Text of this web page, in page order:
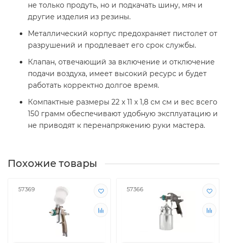
не только продуть, но и подкачать шину, мяч и
другие изделия из резины.
Металлический корпус предохраняет пистолет от
разрушений и продлевает его срок службы.
Клапан, отвечающий за включение и отключение
подачи воздуха, имеет высокий ресурс и будет
работать корректно долгое время.
Компактные размеры 22 х 11 х 1,8 см см и вес всего
150 грамм обеспечивают удобную эксплуатацию и
не приводят к перенапряжению руки мастера.
Похожие товары
57369 57366